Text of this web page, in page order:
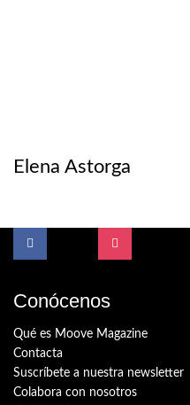
Elena Astorga
Conócenos
Qué es Moove Magazine
Contacta
Suscríbete a nuestra newsletter
Colabora con nosotros